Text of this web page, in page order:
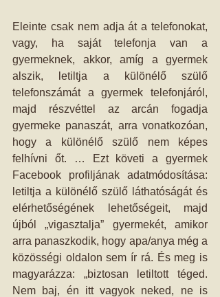
Eleinte csak nem adja át a telefonokat,
vagy, ha saját telefonja van a
gyermeknek, akkor, amíg a gyermek
alszik, letiltja a különélő szülő
telefonszámát a gyermek telefonjáról,
majd részvéttel az arcán fogadja
gyermeke panaszát, arra vonatkozóan,
hogy a különélő szülő nem képes
felhívni őt. … Ezt követi a gyermek
Facebook profiljának adatmódosítása:
letiltja a különélő szülő láthatóságát és
elérhetőségének lehetőségeit, majd
újból „vigasztalja” gyermekét, amikor
arra panaszkodik, hogy apa/anya még a
közösségi oldalon sem ír rá. És meg is
magyarázza: „biztosan letiltott téged.
Nem baj, én itt vagyok neked, ne is